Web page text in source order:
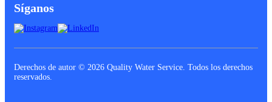
Síganos
Derechos de autor © 2026 Quality Water Service. Todos los derechos
reservados.